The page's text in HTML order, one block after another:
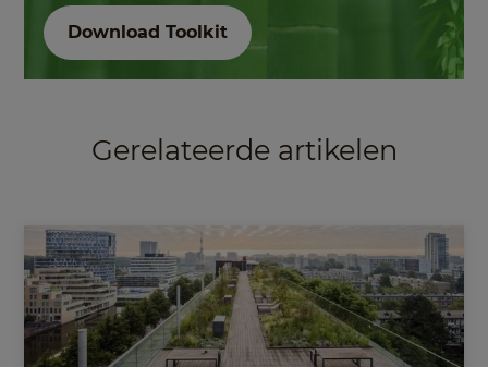
Download Toolkit
Gerelateerde artikelen